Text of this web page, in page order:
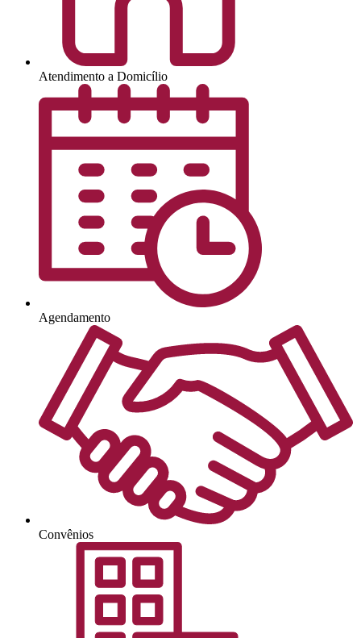
Atendimento a Domicílio
Agendamento
Convênios